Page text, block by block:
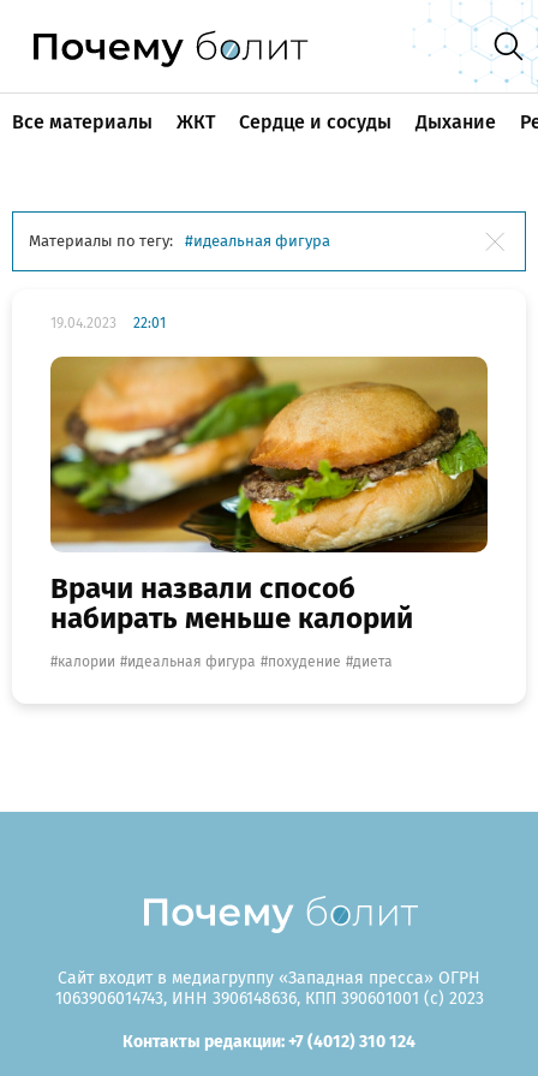
Все материалы ЖКТ Сердце и сосуды Дыхание
Материалы по тегу: идеальная фигура
19.04.2023 22:01
Врачи назвали способ
набирать меньше калорий
калории идеальная фигура похудение диета
Сайт входит в медиагруппу «Западная пресса» ОГРН
1063906014743, ИНН 3906148636, КПП 390601001 (c) 2023
Контакты редакции: +7 (4012) 310 124